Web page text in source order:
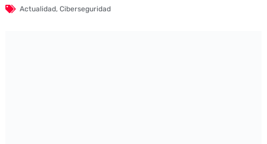
Actualidad, Ciberseguridad